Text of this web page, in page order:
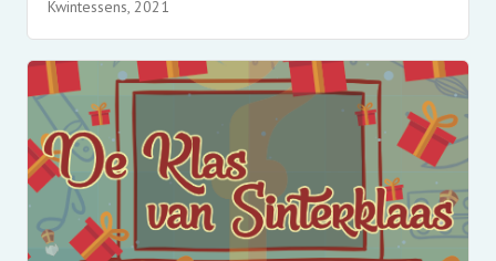
Kwintessens, 2021